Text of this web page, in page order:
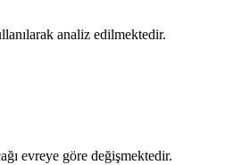
analiz edilmektedir.
evreye göre değişmektedir.